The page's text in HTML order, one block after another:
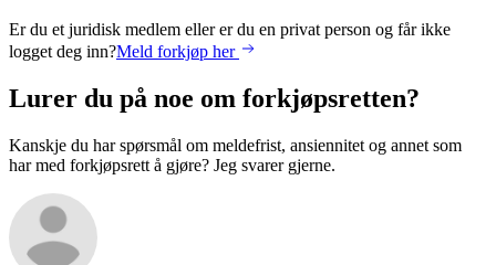
Er du et juridisk medlem eller er du en privat person og får ikke
logget deg inn?Meld forkjøp her
Lurer du på noe om forkjøpsretten?
Kanskje du har spørsmål om meldefrist, ansiennitet og annet som
har med forkjøpsrett å gjøre? Jeg svarer gjerne.